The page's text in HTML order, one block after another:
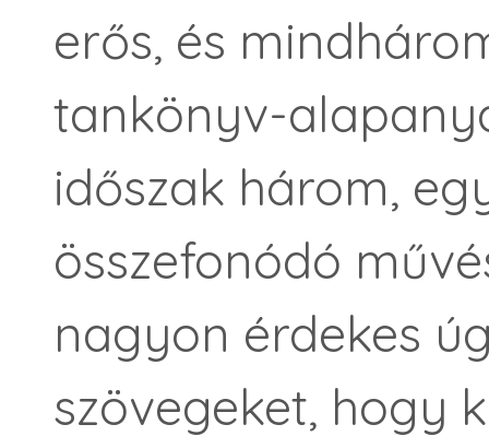
erős, és
tankönyv-
időszak három,
összefonódó
nagyon érdekes
szövegeket, hogy